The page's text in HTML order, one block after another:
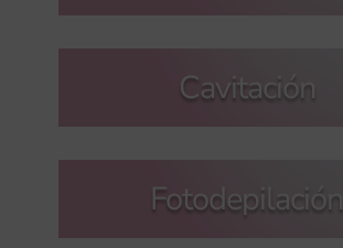
Cavitación
Fotodepilación